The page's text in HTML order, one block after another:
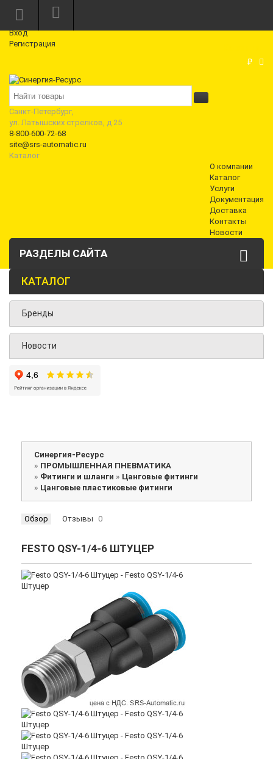
Режим работы: Пн—Пт: 10:00—18:00
Вход
Регистрация
₽
Санкт-Петербург,
ул. Латышских стрелков, д 25
8-800-600-72-68
site@srs-automatic.ru
Каталог
О компании
Каталог
Услуги
Документация
Доставка
Контакты
Новости
РАЗДЕЛЫ САЙТА
КАТАЛОГ
Бренды
Новости
Синергия-Ресурс
» ПРОМЫШЛЕННАЯ ПНЕВМАТИКА
» Фитинги и шланги » Цанговые фитинги
» Цанговые пластиковые фитинги
Обзор Отзывы 0
FESTO QSY-1/4-6 ШТУЦЕР